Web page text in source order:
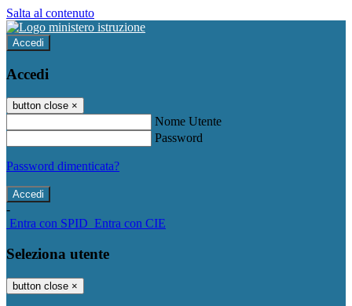
Salta al contenuto
Accedi
Accedi
button close ×
Nome Utente
Password
Password dimenticata?
-
Entra con SPID Entra con CIE
Seleziona utente
button close ×